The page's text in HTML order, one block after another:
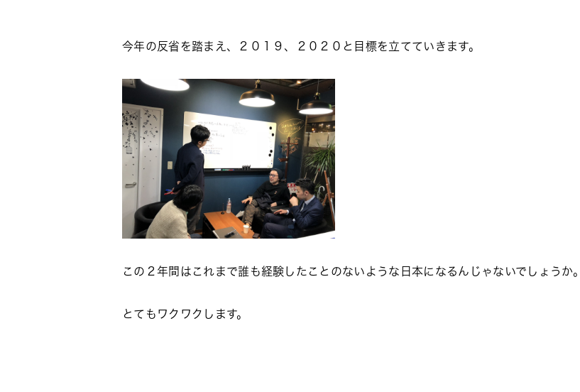
今年の反省を踏まえ、２０１９、２０２０と目標を立てていきます。
この２年間はこれまで誰も経験したことのないような日本になるんじゃないでしょうか。
とてもワクワクします。